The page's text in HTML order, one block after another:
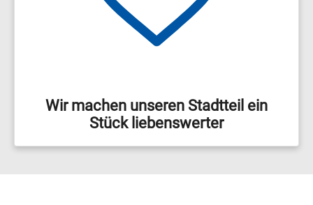
Wir machen unseren Stadtteil ein
Stück liebenswerter